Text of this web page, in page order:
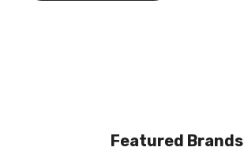
Featured Brands